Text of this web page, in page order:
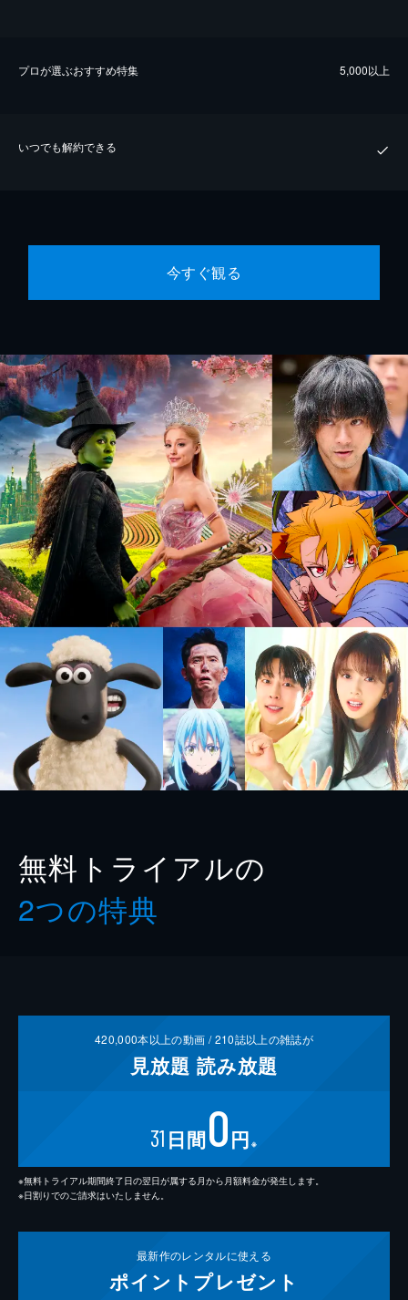
プロが選ぶおすすめ特集 5,000以上
いつでも解約できる
今すぐ観る
無料トライアルの
2つの特典
420,000本以上の動画 /210誌以上の雑誌が
見放題 読み放題
31 日間0円 ※
※無料トライアル期間終了日の翌日が属する月から月額料金が発生します。
※日割りでのご請求はいたしません。
最新作のレンタルに使える
ポイント プレゼント